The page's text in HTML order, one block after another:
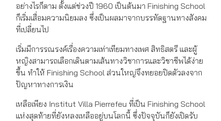
อย่างไรก็ตาม ตั้งแต่ช่วงปี 1960 เป็นต้นมา Finishing School
ก็เริ่มเสื่อมความนิยมลง ซึ่งเป็นผลมาจากบรรทัดฐานทางสังคม
ที่เปลี่ยนไป
เริ่มมีการรณรงค์เรื่องความเท่าเทียมทางเพศ สิทธิสตรี และผู้
หญิงสามารถเลือกเดินตามเส้นทางวิชาการและวิชาชีพได้ง่าย
ขึ้น ทำให้ Finishing School ส่วนใหญ่จึงทยอยปิดตัวลงจาก
ปัญหาทางการเงิน
เหลือเพียง Institut Villa Pierrefeu ที่เป็น Finishing School
แห่งสุดท้ายที่ยังหลงเหลืออยู่บนโลกนี้ ซึ่งปัจจุบันก็ยังเปิดรับ